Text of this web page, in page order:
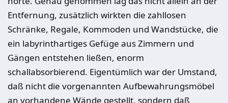
Entfernung, zusätzlich wirkten die zahllosen
Schränke, Regale, Kommoden und Wandstücke, die
ein labyrinthartiges Gefüge aus Zimmern und
Gängen entstehen ließen, enorm
schallabsorbierend. Eigentümlich war der Umstand,
daß nicht die vorgenannten Aufbewahrungsmöbel
an vorhandene Wände gestellt, sondern daß